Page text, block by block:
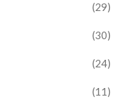
(29)
(30)
(24)
(11)